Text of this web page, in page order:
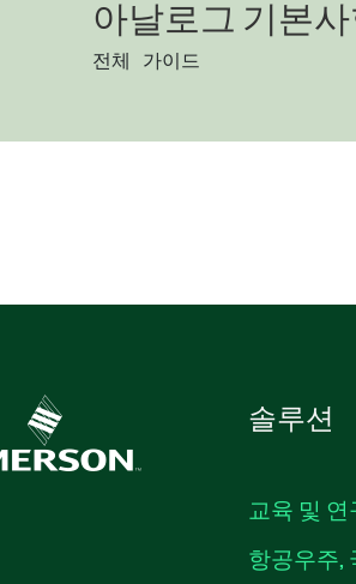
아날로그 기본
전체 가이드
솔루션
교육 및 연
항공우주,